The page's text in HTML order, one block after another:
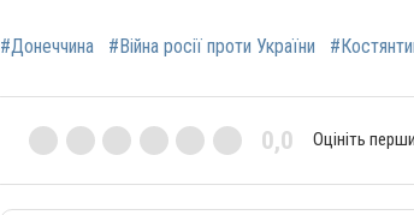
#Донеччина #Війна росії проти України
0,0 Оцініть